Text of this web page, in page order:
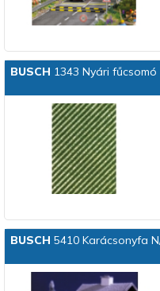
BUSCH 1343 Nyári fűcsomó
BUSCH 5410 Karácsonyfa